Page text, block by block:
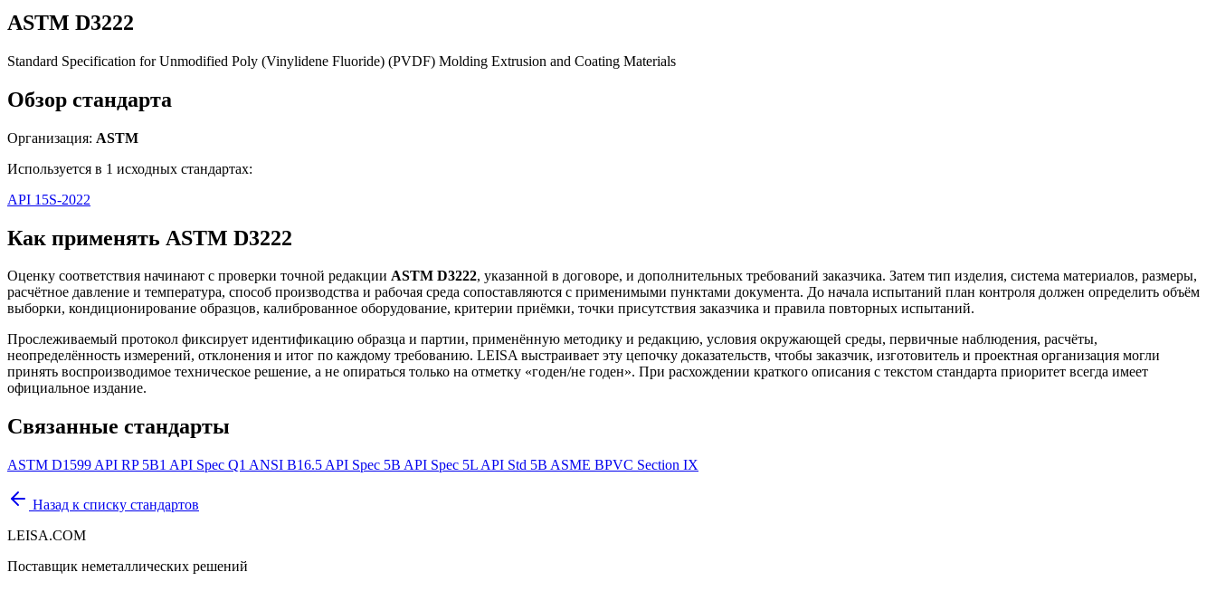
ASTM D3222
Standard Specification for Unmodified Poly (Vinylidene Fluoride) (PVDF) Molding Extrusion and Coating Materials
Обзор стандарта
Организация: ASTM
Используется в 1 исходных стандартах:
API 15S-2022
Как применять ASTM D3222
Оценку соответствия начинают с проверки точной редакции ASTM D3222, указанной в договоре, и дополнительных требований заказчика. Затем тип изделия, система материалов, размеры,
расчётное давление и температура, способ производства и рабочая среда сопоставляются с применимыми пунктами документа. До начала испытаний план контроля должен определить объём
выборки, кондиционирование образцов, калиброванное оборудование, критерии приёмки, точки присутствия заказчика и правила повторных испытаний.
Прослеживаемый протокол фиксирует идентификацию образца и партии, применённую методику и редакцию, условия окружающей среды, первичные наблюдения, расчёты,
неопределённость измерений, отклонения и итог по каждому требованию. LEISA выстраивает эту цепочку доказательств, чтобы заказчик, изготовитель и проектная организация могли
принять воспроизводимое техническое решение, а не опираться только на отметку «годен/не годен». При расхождении краткого описания с текстом стандарта приоритет всегда имеет
официальное издание.
Связанные стандарты
ASTM D1599 API RP 5B1 API Spec Q1 ANSI B16.5 API Spec 5B API Spec 5L API Std 5B ASME BPVC Section IX
Назад к списку стандартов
LEISA.COM
Поставщик неметаллических решений